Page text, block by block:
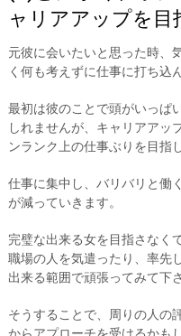
ャリアアップを目
元彼に会いたいと思った時、
く何も考えずに仕事に打ち込
最初は彼のことで頭がいっぱ
しれませんが、キャリアアッ
ンランク上の仕事ぶりを目指
仕事に集中し、バリバリと働
が減っていきます。
完璧な出来る女を目指さなく
職場の人を気遣ったり、率先
出来る範囲で頑張ってみて下さ
そうすることで、周りの人の